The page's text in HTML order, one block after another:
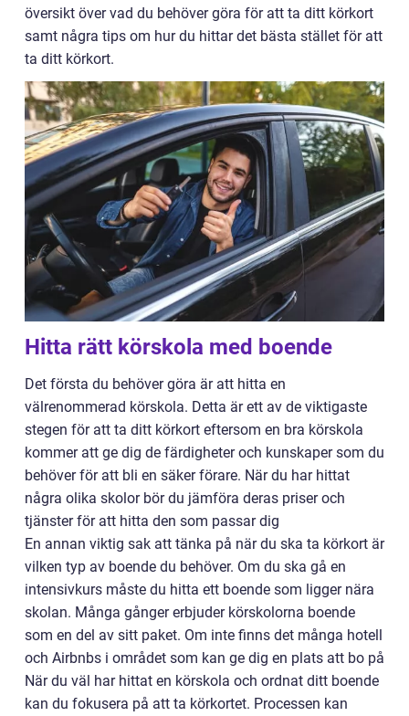
översikt över vad du behöver göra för att ta ditt körkort
samt några tips om hur du hittar det bästa stället för att
ta ditt körkort.
Hitta rätt körskola med boende
Det första du behöver göra är att hitta en
välrenommerad körskola. Detta är ett av de viktigaste
stegen för att ta ditt körkort eftersom en bra körskola
kommer att ge dig de färdigheter och kunskaper som du
behöver för att bli en säker förare. När du har hittat
några olika skolor bör du jämföra deras priser och
tjänster för att hitta den som passar dig
En annan viktig sak att tänka på när du ska ta körkort är
vilken typ av boende du behöver. Om du ska gå en
intensivkurs måste du hitta ett boende som ligger nära
skolan. Många gånger erbjuder körskolorna boende
som en del av sitt paket. Om inte finns det många hotell
och Airbnbs i området som kan ge dig en plats att bo på
När du väl har hittat en körskola och ordnat ditt boende
kan du fokusera på att ta körkortet. Processen kan